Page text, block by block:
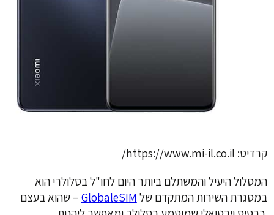
קרדיט: https://www.mi-il.co.il/
המסלול היעיל והמשתלם ביותר היום לחו"ל בסלולרי הוא
במסגרת השירות המתקדם שלGlobaleSIM– שהוא בעצם